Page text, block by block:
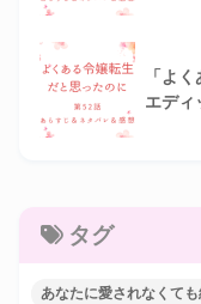
「よ
エディ
タグ
あなたに愛されなくて